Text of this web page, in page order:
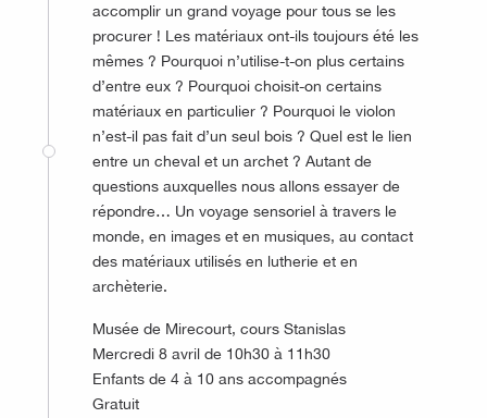
accomplir un grand voyage pour tous se les
procurer ! Les matériaux ont-ils toujours été les
mêmes ? Pourquoi n’utilise-t-on plus certains
d’entre eux ? Pourquoi choisit-on certains
matériaux en particulier ? Pourquoi le violon
n’est-il pas fait d’un seul bois ? Quel est le lien
entre un cheval et un archet ? Autant de
questions auxquelles nous allons essayer de
répondre… Un voyage sensoriel à travers le
monde, en images et en musiques, au contact
des matériaux utilisés en lutherie et en
archèterie.
Musée de Mirecourt, cours Stanislas
Mercredi 8 avril de 10h30 à 11h30
Enfants de 4 à 10 ans accompagnés
Gratuit